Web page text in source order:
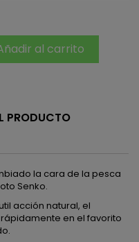
al carrito
PRODUCTO
la cara de la pesca
Senko.
acción natural, el
en el favorito